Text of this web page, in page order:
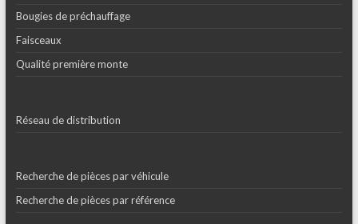
Bougies de préchauffage
Faisceaux
Qualité première monte
Réseau de distribution
Recherche de pièces par véhicule
Recherche de pièces par référence